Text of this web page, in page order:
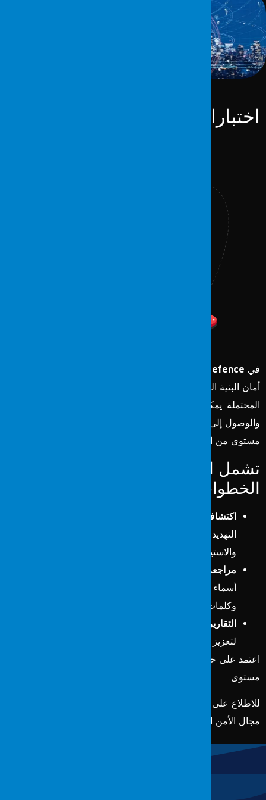
اختبارات الشبكة اللاسلكية
في Fordefence
أمان البنية التحتية لشبكتكم اللاسلكية وتحديد الثغرات الأمنية
المحتملة. يمكن للمهاجمين استغلال هذه الثغرات لاختراق الشبكة
والوصول إلى معلومات حساسة. لذا، يعد الحفاظ على أعلى
مستوى من الأمان أمراً ضرورياً.
تشمل اختباراتنا للشبكة اللاسلكية
الخطوات التالية:
اكتشاف نقاط ضعف الشبكة:
التهديدات المحتملة مثل تسريب الإشارات، مشاكل التشفير،
والاستيلاء على الجلسات.
مراجعة سياسات الأمان:
وكلمات المرور القوية.
التقارير والتوصيات:
لتعزيز أمان الشبكة بناءً على نتائج الاختبار.
مستوى.
مجال الأمن السيبراني